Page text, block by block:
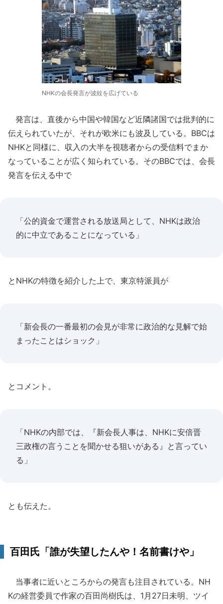
NHKの会長発言が波紋を広げている
発言は、直後から中国や韓国など近隣諸国では批判的に
伝えられていたが、それが欧米にも波及している。BBCは
NHKと同様に、収入の大半を視聴者からの受信料でまか
なっていることが広く知られている。そのBBCでは、会長
発言を伝える中で
「公的資金で運営される放送局として、NHKは政治
的に中立であることになっている」
とNHKの特徴を紹介した上で、東京特派員が
「新会長の一番最初の会見が非常に政治的な見解で始
まったことはショック」
とコメント。
「NHKの内部では、『新会長人事は、NHKに安倍晋
三政権の言うことを聞かせる狙いがある』と言ってい
る」
とも伝えた。
百田氏「誰が失望したんや！名前書けや」
当事者に近いところからの発言も注目されている。NH
Kの経営委員で作家の百田尚樹氏は、1月27日未明、ツイ